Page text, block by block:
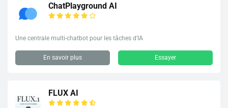
ChatPlayground AI
Une centrale multi-chatbot pour les tâches d'IA
En savoir plus Essayer
FLUX AI